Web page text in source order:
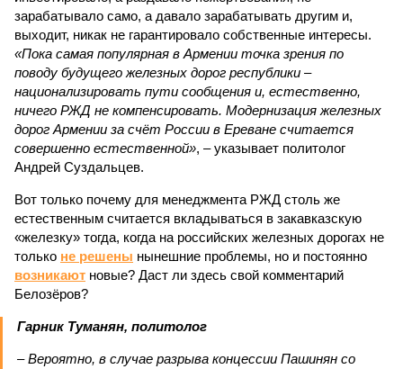
зарабатывало само, а давало зарабатывать другим и,
выходит, никак не гарантировало собственные интересы.
«Пока самая популярная в Армении точка зрения по
поводу будущего железных дорог рес­публики –
национализировать пути сообщения и, естественно,
ничего РЖД не компенсировать. Модернизация железных
дорог Армении за счёт России в Ереване считается
совершенно естественной», – указывает политолог
Андрей Суздальцев.
Вот только почему для менеджмента РЖД столь же
естественным считается вкладываться в закавказскую
«железку» тогда, когда на российских железных дорогах не
только не решены нынешние проблемы, но и постоянно
возникают новые? Даст ли здесь свой комментарий
Белозёров?
Гарник Туманян, политолог
– Вероятно, в случае разрыва концессии Пашинян со